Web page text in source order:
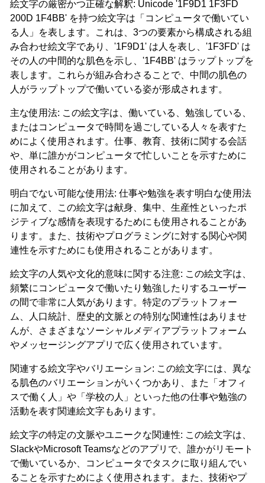
絵文字の厳密かつ正確な解釈: Unicode '1F9D1 1F3FD
200D 1F4BB' を持つ絵文字は「コンピュータで働いてい
る人」を表します。これは、3つの要素から構成される組
み合わせ絵文字であり、'1F9D1' は人を表し、'1F3FD' は
その人の中間的な肌色を示し、'1F4BB' はラップトップを
表します。これらが組み合わさることで、中間の肌色の
人がラップトップで働いている姿が形成されます。
主な使用法: この絵文字は、働いている、勉強している、
またはコンピュータで時間を過ごしている人々を表すた
めによく使用されます。仕事、教育、技術に関する会話
や、単に誰かがコンピュータで忙しいことを示すために
使用されることがあります。
明白でない可能な使用法: 仕事や勉強を表す明白な使用法
に加えて、この絵文字は献身、集中、生産性といったポ
ジティブな感情を表現するためにも使用されることがあ
ります。また、技術やプログラミングに対する関心や関
連性を示すためにも使用されることがあります。
絵文字の人気や文化的意味に関する注意: この絵文字は、
頻繁にコンピュータで働いたり勉強したりするユーザー
の間で非常に人気があります。特定のプラットフォー
ム、人口統計、歴史的文脈との特別な関連性はありませ
んが、さまざまなソーシャルメディアプラットフォーム
やメッセージングアプリで広く使用されています。
関連する絵文字やバリエーション: この絵文字には、異な
る肌色のバリエーションがいくつかあり、また「オフィ
スで働く人」や「学校の人」といった他の仕事や勉強の
活動を表す関連絵文字もあります。
絵文字の特定の文脈やユニークな関連性: この絵文字は、
SlackやMicrosoft Teamsなどのアプリで、誰かがリモート
で働いているか、コンピュータでタスクに取り組んでい
ることを示すためによく使用されます。また、技術やプ